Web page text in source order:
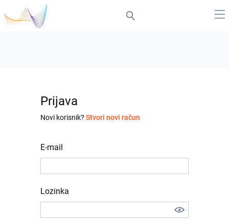
Prijava
Novi korisnik? Stvori novi račun
E-mail
Lozinka